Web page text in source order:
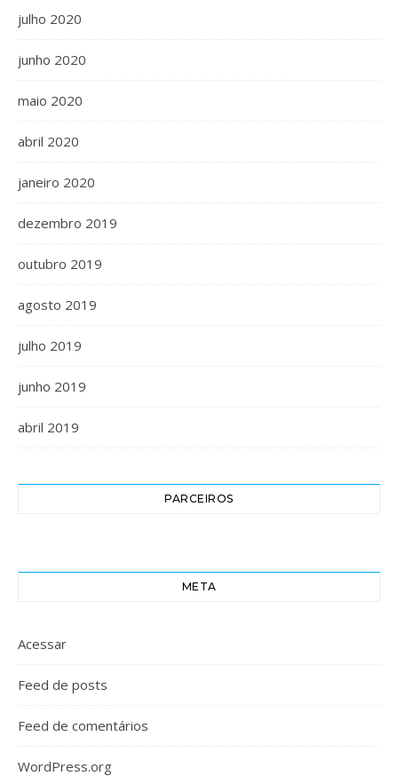
julho 2020
junho 2020
maio 2020
abril 2020
janeiro 2020
dezembro 2019
outubro 2019
agosto 2019
julho 2019
junho 2019
abril 2019
PARCEIROS
META
Acessar
Feed de posts
Feed de comentários
WordPress.org